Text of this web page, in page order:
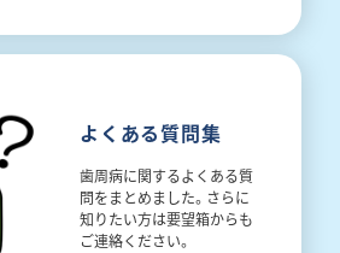
よくある質問集
歯周病に関するよくある質
問をまとめました。さらに
知りたい方は要望箱からも
ご連絡ください。